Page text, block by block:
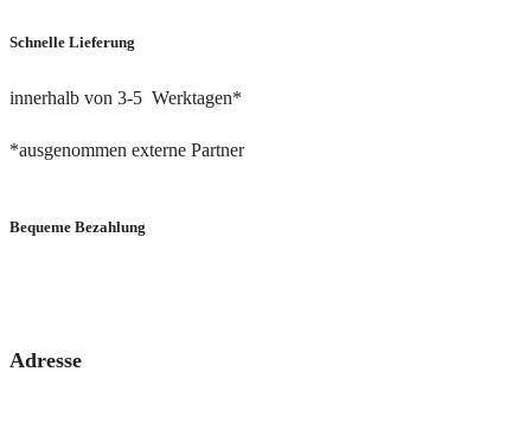
Schnelle Lieferung
innerhalb von 3-5 Werktagen*
*ausgenommen externe Partner
Bequeme Bezahlung
Adresse